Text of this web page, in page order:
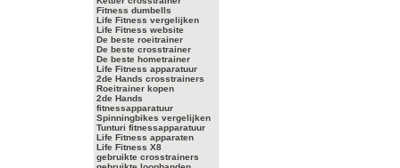
Fitness dumbells
Life Fitness vergelijken
Life Fitness website
De beste roeitrainer
De beste crosstrainer
De beste hometrainer
Life Fitness apparatuur
2de Hands crosstrainers
Roeitrainer kopen
2de Hands
fitnessapparatuur
Spinningbikes vergelijken
Tunturi fitnessapparatuur
Life Fitness apparaten
Life Fitness X8
gebruikte crosstrainers